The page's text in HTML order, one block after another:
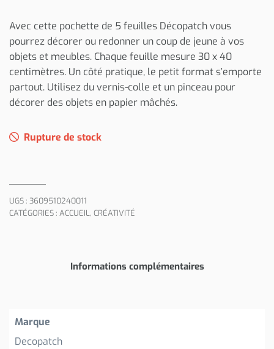
Avec cette pochette de 5 feuilles Décopatch vous
pourrez décorer ou redonner un coup de jeune à vos
objets et meubles. Chaque feuille mesure 30 x 40
centimètres. Un côté pratique, le petit format s’emporte
partout. Utilisez du vernis-colle et un pinceau pour
décorer des objets en papier mâchés.
Rupture de stock
UGS : 3609510240011
CATÉGORIES : ACCUEIL, CRÉATIVITÉ
Informations complémentaires
Marque
Decopatch